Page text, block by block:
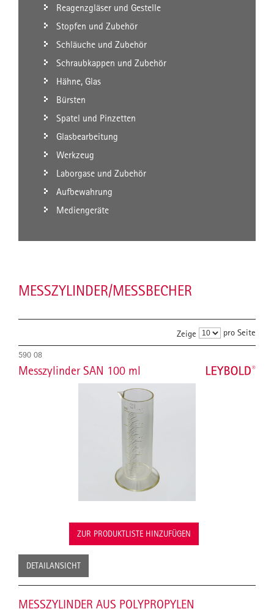
Reagenzgläser und Gestelle
Stopfen und Zubehör
Schläuche und Zubehör
Schraubkappen und Zubehör
Hähne, Glas
Bürsten
Spatel und Pinzetten
Glasbearbeitung
Werkzeug
Laborgase und Zubehör
Aufbewahrung
Mediengeräte
MESSZYLINDER/MESSBECHER
Zeige pro Seite
590 08
Messzylinder SAN 100 ml
ZUR PRODUKTLISTE HINZUFÜGEN
DETAILANSICHT
MESSZYLINDER AUS POLYPROPYLEN